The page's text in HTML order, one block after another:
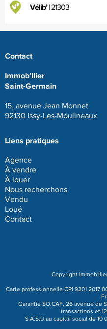
Vélib’| 21303
Contact
Immob’Ilier
Saint-Germain
15, avenue Jean Monnet
92130 Issy-Les-Moulineaux
Liens pratiques
Agence
À vendre
À louer
Nous recherchons
Vendu
Loué
Contact
Copyright
Carte professionnelle CPI 9201 2017
Garantie SO.CAF, 26 avenue de
transactions et
S.A.S.U au capital social de 10